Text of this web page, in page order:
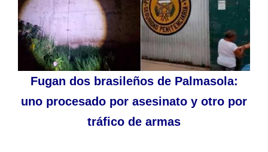
Fugan dos brasileños de Palmasola:
uno procesado por asesinato y otro por
tráfico de armas